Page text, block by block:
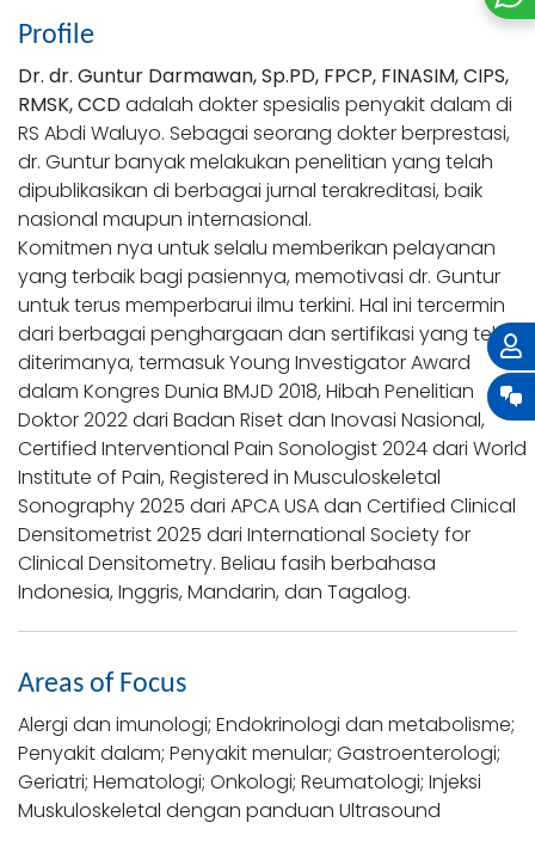
Profile
Dr. dr. Guntur Darmawan, Sp.PD, FPCP, FINASIM, CIPS,
RMSK, CCDadalah dokter spesialis penyakit dalam di
RS Abdi Waluyo. Sebagai seorang dokter berprestasi,
dr. Guntur banyak melakukan penelitian yang telah
dipublikasikan di berbagai jurnal terakreditasi, baik
nasional maupun internasional.
Komitmen nya untuk selalu memberikan pelayanan
yang terbaik bagi pasiennya, memotivasi dr. Guntur
untuk terus memperbarui ilmu terkini. Hal ini tercermin
dari berbagai penghargaan dan sertifikasi yang telah
diterimanya, termasuk Young Investigator Award
dalam Kongres Dunia BMJD 2018, Hibah Penelitian
Doktor 2022 dari Badan Riset dan Inovasi Nasional,
Certified Interventional Pain Sonologist 2024 dari World
Institute of Pain, Registered in Musculoskeletal
Sonography 2025 dari APCA USA dan Certified Clinical
Densitometrist 2025 dari International Society for
Clinical Densitometry. Beliau fasih berbahasa
Indonesia, Inggris, Mandarin, dan Tagalog.
Areas of Focus
Alergi dan imunologi; Endokrinologi dan metabolisme;
Penyakit dalam; Penyakit menular; Gastroenterologi;
Geriatri; Hematologi; Onkologi; Reumatologi; Injeksi
Muskuloskeletal dengan panduan Ultrasound